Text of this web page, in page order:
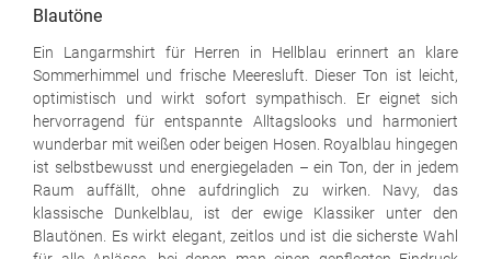
Blautöne
Ein Langarmshirt für Herren in Hellblau erinnert an klare
Sommerhimmel und frische Meeresluft. Dieser Ton ist leicht,
optimistisch und wirkt sofort sympathisch. Er eignet sich
hervorragend für entspannte Alltagslooks und harmoniert
wunderbar mit weißen oder beigen Hosen. Royalblau hingegen
ist selbstbewusst und energiegeladen – ein Ton, der in jedem
Raum auffällt, ohne aufdringlich zu wirken. Navy, das
klassische Dunkelblau, ist der ewige Klassiker unter den
Blautönen. Es wirkt elegant, zeitlos und ist die sicherste Wahl